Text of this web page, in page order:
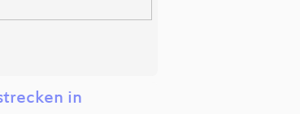
in